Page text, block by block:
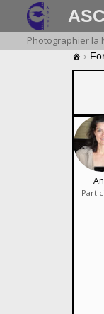
Photographier la
›